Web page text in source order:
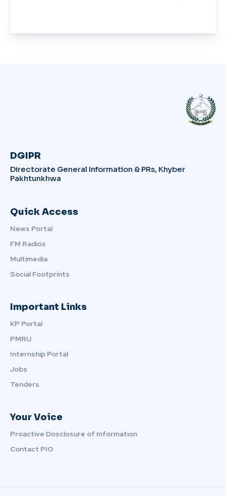
DGIPR
Directorate General Information & PRs, Khyber
Pakhtunkhwa
Quick Access
News Portal
FM Radios
Multimedia
Social Footprints
Important Links
KP Portal
PMRU
Internship Portal
Jobs
Tenders
Your Voice
Proactive Dosclosure of Information
Contact PIO